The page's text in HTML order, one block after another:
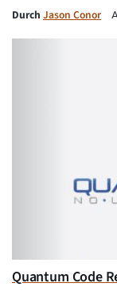
Durch Jason Conor
Quantum Code